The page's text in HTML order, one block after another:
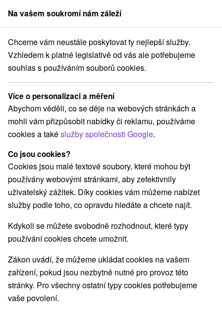
člen skupinySorger
Pobyty na Slovensku Last minute Žilinský kraj
Last minute Žilinský kraj
Kategorie
Všechny kategorie
Pobyty v akci(37)
Wellness pobyty(54) Víkendové pobyty(53)
Romantické pobyty
Rodinné pobyty(45)
Vyberte lokalitu nebo termín
Nejprodávanější
1.
Na vašem soukromí nám záleží
Chceme vám neustále poskytovat ty nejlepší služby.
Vzhledem k platné legislativě od vás ale potřebujeme
souhlas s používáním souborů cookies.
Více o personalizaci a měření
Abychom věděli, co se děje na webových stránkách a
mohli vám přizpůsobit nabídky či reklamu, používáme
cookies a takéslužby společnosti Google.
Co jsou cookies?
Cookies jsou malé textové soubory, které mohou být
používány webovými stránkami, aby zefektivnily
uživatelský zážitek. Díky cookies vám můžeme nabízet
služby podle toho, co opravdu hledáte a chcete najít.
Kdykoli se můžete svobodně rozhodnout, které typy
používání cookies chcete umožnit.
Zákon uvádí, že můžeme ukládat cookies na vašem
zařízení, pokud jsou nezbytně nutné pro provoz této
stránky. Pro všechny ostatní typy cookies potřebujeme
vaše povolení.